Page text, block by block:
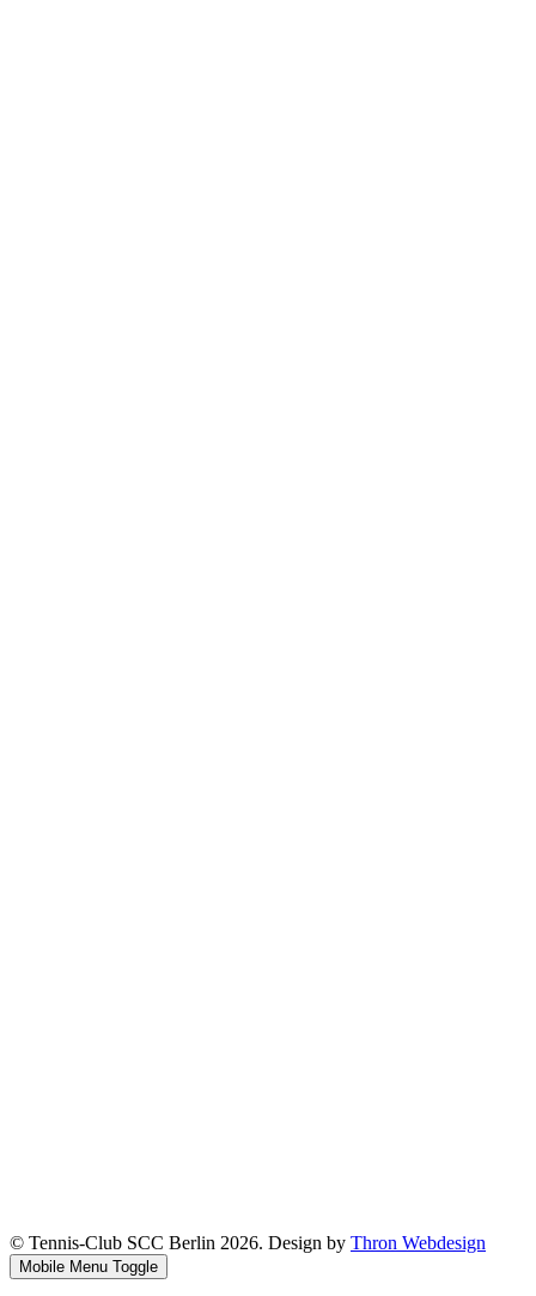
© Tennis-Club SCC Berlin 2026. Design by Thron Webdesign
Mobile Menu Toggle